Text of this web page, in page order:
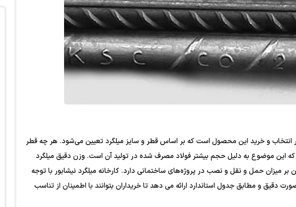
انتخاب و خرید این محصول است که بر اساس قطر و سایز میلگرد تعیین می‌شود. هر چه قطر
که این موضوع به دلیل حجم بیشتر فولاد مصرف شده در تولید آن است. وزن دقیق میلگرد
میزان حمل و نقل و نصب در پروژه‌های ساختمانی دارد. کارخانه میلگرد نیشابور با توجه
دقیق و مطابق جدول استاندارد ارائه می ‌دهد تا خریداران بتوانند با اطمینان از تناسب